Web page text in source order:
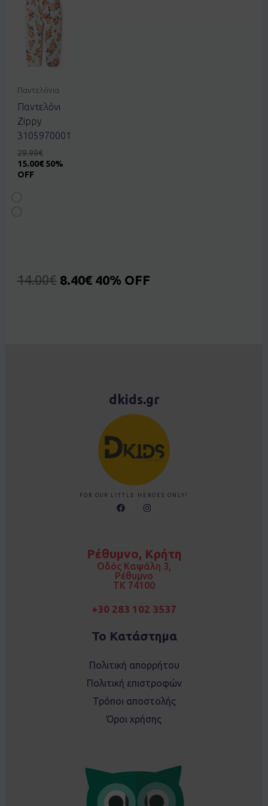
Παντελόνια
Παντελόνι
Zippy
3105970001
29.99€
15.00€ 50%
OFF
14.00€ 8.40€ 40% OFF
dkids.gr
FOR OUR LITTLE HEROES ONLY!
F
a
o
I
n
r
a
m
Ρέθυμνο, Κρήτη
Οδός Καψάλη 3,
Ρέθυμνο
TK 74100
+30 283 102 3537
Το Κατάστημα
Πολιτική απορρήτου
Πολιτική επιστροφών
Τρόποι αποστολής
Όροι χρήσης